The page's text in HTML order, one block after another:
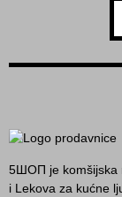
5ШОП je komšijska
i Lekova za kućne